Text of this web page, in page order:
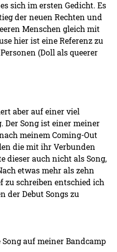
sich im ersten Gedicht. Es
der neuen Rechten und
Menschen gleich mit
hier ist eine Referenz zu
(Doll als queerer
aber auf einer viel
Der Song ist einer meiner
meinem Coming-Out
die mit ihr Verbunden
dieser auch nicht als Song,
etwas mehr als zehn
zu schreiben entschied ich
der Debut Songs zu
auf meiner Bandcamp